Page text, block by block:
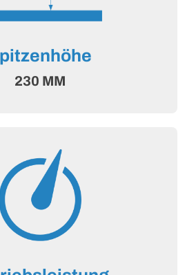
230 MM